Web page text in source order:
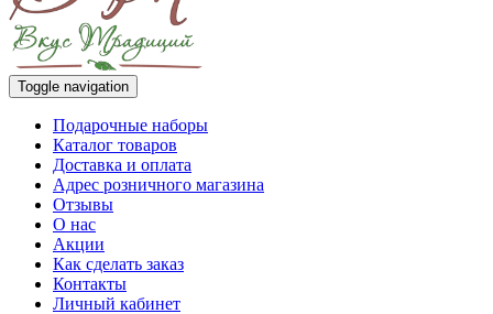
Toggle navigation
Подарочные наборы
Каталог товаров
Доставка и оплата
Адрес розничного магазина
Отзывы
О нас
Акции
Как сделать заказ
Контакты
Личный кабинет